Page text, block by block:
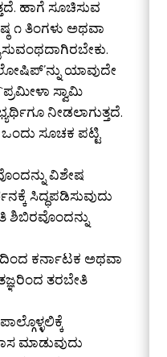
ಹಾಗೆ ಸೂಚಿಸುವ
೧ ತಿಂಗಳು ಅಥವಾ
ಯಾವುದೇ
ಪ್ರಮೀಳಾ ಸ್ವಾಮಿ
ನೀಡಲಾಗುತ್ತದೆ.
ಸೂಚಕ ಪಟ್ಟಿ
ವಿಶೇಷ
ಸಿದ್ಧಪಡಿಸುವುದು
ಶಿಬಿರವೊಂದನ್ನು
ಕರ್ನಾಟಕ ಅಥವಾ
ತರಬೇತಿ
ಮಾಡುವುದು